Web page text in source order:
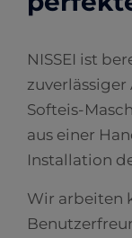
NISSEI ist
Softeis-
aus einer
Installation
Wir arbeiten